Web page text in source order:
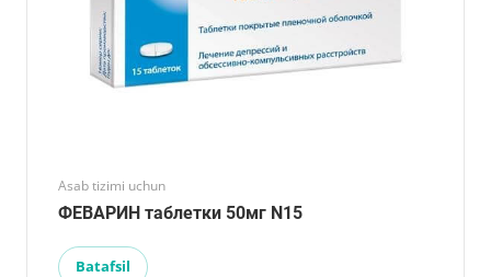
Asab tizimi uchun
ФЕВАРИН таблетки 50мг N15
Batafsil